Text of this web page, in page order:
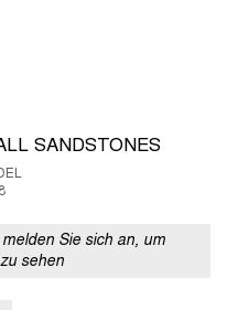
SANDSTONES
Sie sich an, um
sehen